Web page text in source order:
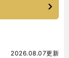
2026.08.07更新